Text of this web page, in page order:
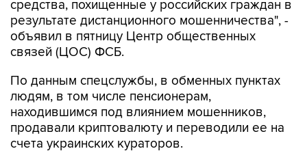
средства, похищенные у российских граждан в
результате дистанционного мошенничества", -
объявил в пятницу Центр общественных
связей (ЦОС) ФСБ.
По данным спецслужбы, в обменных пунктах
людям, в том числе пенсионерам,
находившимся под влиянием мошенников,
продавали криптовалюту и переводили ее на
счета украинских кураторов.